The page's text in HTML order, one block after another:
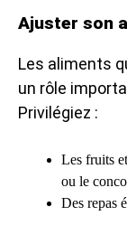
Ajuster son
Les aliments
un rôle
Privilégiez :
Les fruits
ou le
Des repas